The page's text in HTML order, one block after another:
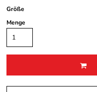
Größe
Menge